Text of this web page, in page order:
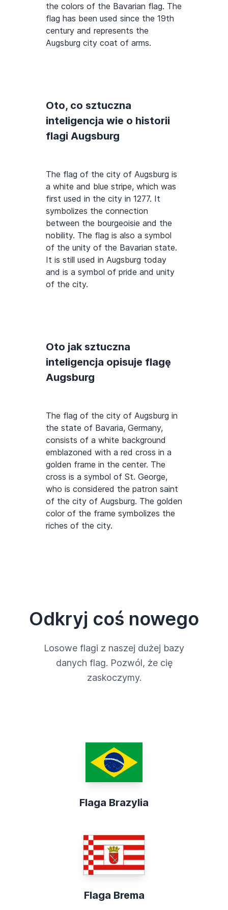
the colors of the Bavarian flag. The
flag has been used since the 19th
century and represents the
Augsburg city coat of arms.
Oto, co sztuczna
inteligencja wie o historii
flagi Augsburg
The flag of the city of Augsburg is
a white and blue stripe, which was
first used in the city in 1277. It
symbolizes the connection
between the bourgeoisie and the
nobility. The flag is also a symbol
of the unity of the Bavarian state.
It is still used in Augsburg today
and is a symbol of pride and unity
of the city.
Oto jak sztuczna
inteligencja opisuje flagę
Augsburg
The flag of the city of Augsburg in
the state of Bavaria, Germany,
consists of a white background
emblazoned with a red cross in a
golden frame in the center. The
cross is a symbol of St. George,
who is considered the patron saint
of the city of Augsburg. The golden
color of the frame symbolizes the
riches of the city.
Odkryj coś nowego
Losowe flagi z naszej dużej bazy
danych flag. Pozwól, że cię
zaskoczymy.
Flaga Brazylia
Flaga Brema